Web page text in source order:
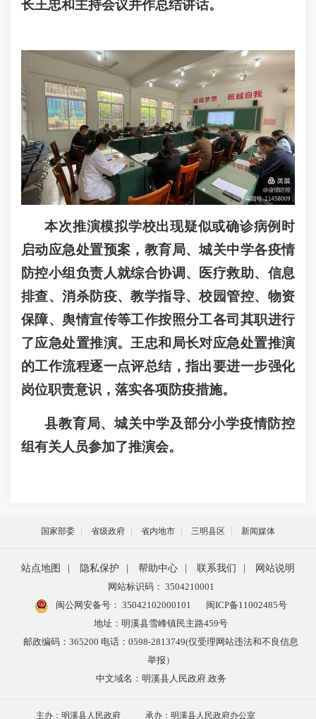
长王忠和主持会议并作总结讲话。
本次推演模拟学校出现疑似或确诊病例时
启动应急处置预案，教育局、城关中学各疫情
防控小组负责人就综合协调、医疗救助、信息
排查、消杀防疫、教学指导、校园管控、物资
保障、舆情宣传等工作按照分工各司其职进行
了应急处置推演。王忠和局长对应急处置推演
的工作流程逐一点评总结，指出要进一步强化
岗位职责意识，落实各项防疫措施。
县教育局、城关中学及部分小学疫情防控
组有关人员参加了推演会。
国家部委 省级政府 省内地市 三明县区 新闻媒体
站点地图 | 隐私保护 | 帮助中心 | 联系我们 |
网站说明
网站标识码： 3504210001
闽公网安备号： 35042102000101
闽ICP备11002485号
地址：明溪县雪峰镇民主路459号
邮政编码：365200 电话：0598-2813749(仅受理网站违法和不良信息
举报）
中文域名：明溪县人民政府.政务
主办：明溪县人民政府 承办：明溪县人民政府办公室